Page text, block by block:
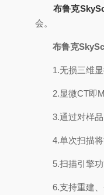
布鲁克
会。
布鲁克
1.无损三维显
2.显微CT即
3.通过对样品内
4.单次扫描将
5.扫描引擎功
6.支持重建、